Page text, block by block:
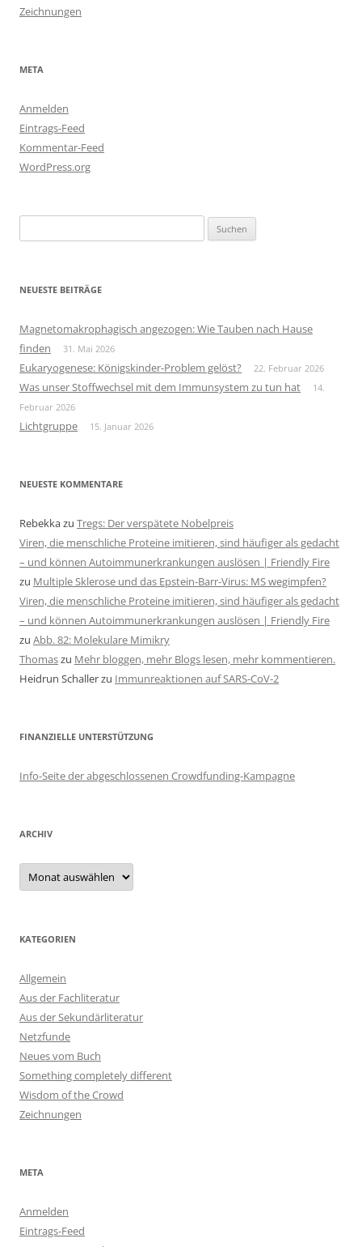
Zeichnungen
META
Anmelden
Eintrags-Feed
Kommentar-Feed
WordPress.org
nach:
NEUESTE BEITRÄGE
Magnetomakrophagisch angezogen: Wie Tauben nach Hause
finden
31. Mai 2026
Eukaryogenese: Königskinder-Problem gelöst? 22. Februar 2026
Was unser Stoffwechsel mit dem Immunsystem zu tun hat
14.
Februar 2026
Lichtgruppe 15. Januar 2026
NEUESTE KOMMENTARE
Rebekkazu Tregs: Der verspätete Nobelpreis
Viren, die menschliche Proteine imitieren, sind häufiger als gedacht
– und können Autoimmunerkrankungen auslösen | Friendly Fire
zu Multiple Sklerose und das Epstein-Barr-Virus: MS wegimpfen?
Viren, die menschliche Proteine imitieren, sind häufiger als gedacht
– und können Autoimmunerkrankungen auslösen | Friendly Fire
zu Abb. 82: Molekulare Mimikry
Thomaszu Mehr bloggen, mehr Blogs lesen, mehr kommentieren.
Heidrun Schallerzu Immunreaktionen auf SARS-CoV-2
FINANZIELLE UNTERSTÜTZUNG
Info-Seite der abgeschlossenen Crowdfunding-Kampagne
ARCHIV
Archiv
KATEGORIEN
Allgemein
Aus der Fachliteratur
Aus der Sekundärliteratur
Netzfunde
Neues vom Buch
Something completely different
Wisdom of the Crowd
Zeichnungen
META
Anmelden
Eintrags-Feed